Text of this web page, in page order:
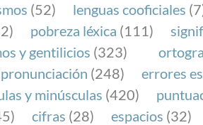
(52) lenguas cooficiales
pobreza léxica (111)
y gentilicios (323)
(248)
errores
y minúsculas (420)
cifras (28) espacios (32)